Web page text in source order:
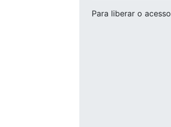
Para liberar o acesso